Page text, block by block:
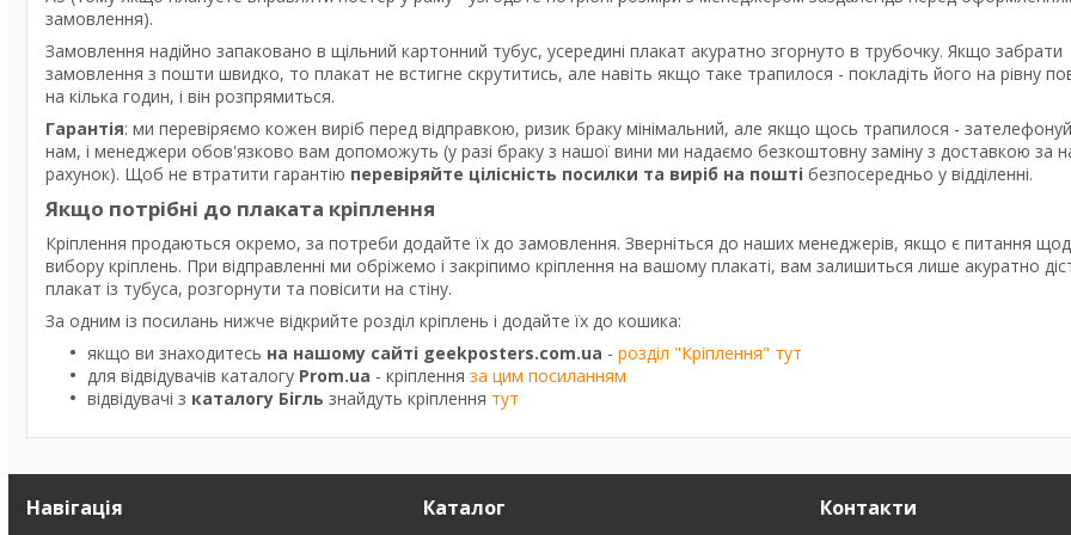
замовлення).
Замовлення надійно запаковано в щільний картонний тубус, усередині плакат акуратно згорнуто в трубочку. Якщо забрати
замовлення з пошти швидко, то плакат не встигне скрутитись, але навіть якщо таке трапилося - покладіть його на рівну
на кілька годин, і він розпрямиться.
Гарантія: ми перевіряємо кожен виріб перед відправкою, ризик браку мінімальний, але якщо щось трапилося -
нам, і менеджери обов'язково вам допоможуть (у разі браку з нашої вини ми надаємо безкоштовну заміну з доставкою за
рахунок). Щоб не втратити гарантію перевіряйте цілісність посилки та виріб на пошті безпосередньо у відділенні.
Якщо потрібні до плаката кріплення
Кріплення продаються окремо, за потреби додайте їх до замовлення. Зверніться до наших менеджерів, якщо є питання
вибору кріплень. При відправленні ми обріжемо і закріпимо кріплення на вашому плакаті, вам залишиться лише акуратно
плакат із тубуса, розгорнути та повісити на стіну.
За одним із посилань нижче відкрийте розділ кріплень і додайте їх до кошика:
якщо ви знаходитесь на нашому сайті geekposters.com.ua - розділ "Кріплення" тут
для відвідувачів каталогу Prom.ua - кріплення за цим посиланням
відвідувачі з каталогу Бігль знайдуть кріплення тут
Навігація Каталог Контакти